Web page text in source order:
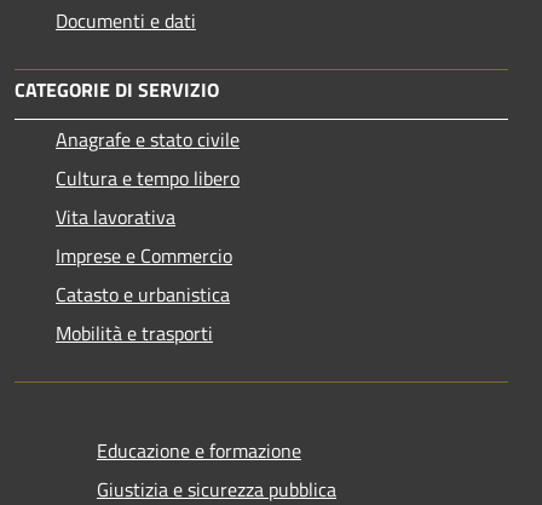
Documenti e dati
CATEGORIE DI SERVIZIO
Anagrafe e stato civile
Cultura e tempo libero
Vita lavorativa
Imprese e Commercio
Catasto e urbanistica
Mobilità e trasporti
Educazione e formazione
Giustizia e sicurezza pubblica